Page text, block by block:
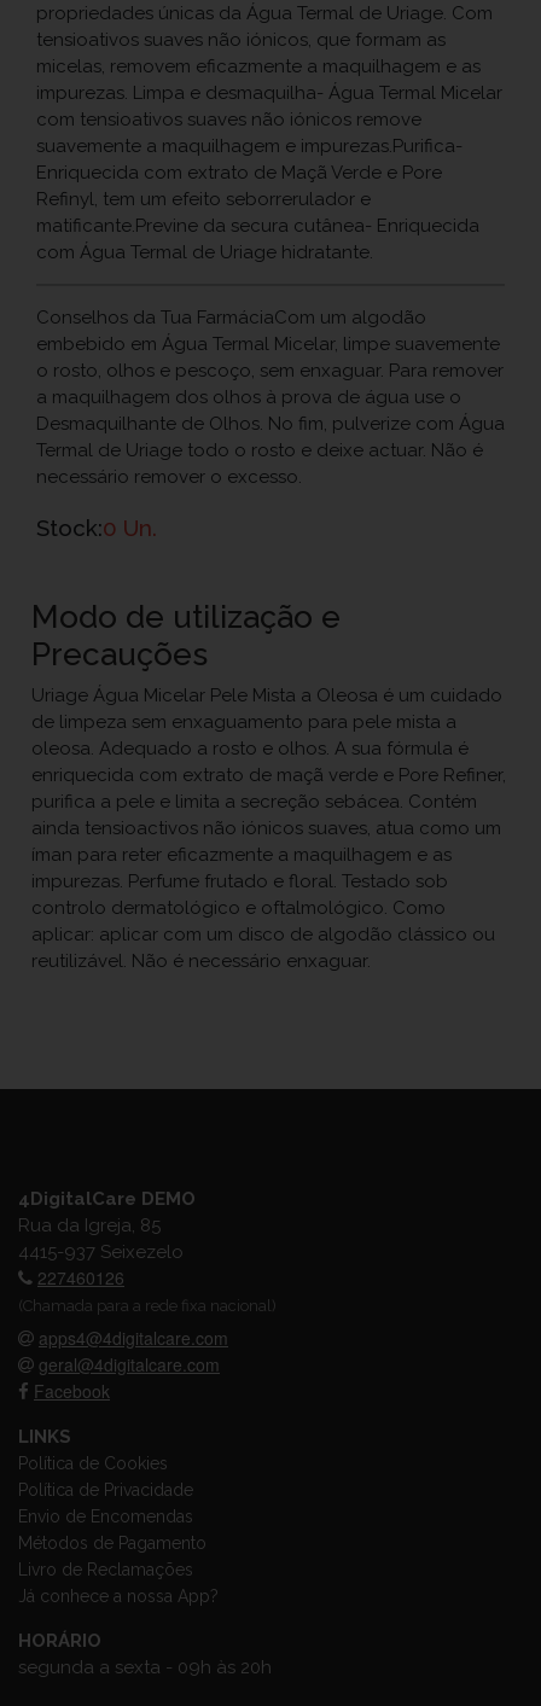
propriedades únicas da Água Termal de Uriage. Com
tensioativos suaves não iónicos, que formam as
micelas, removem eficazmente a maquilhagem e as
impurezas. Limpa e desmaquilha- Água Termal Micelar
com tensioativos suaves não iónicos remove
suavemente a maquilhagem e impurezas.Purifica-
Enriquecida com extrato de Maçã Verde e Pore
Refinyl, tem um efeito seborrerulador e
matificante.Previne da secura cutânea- Enriquecida
com Água Termal de Uriage hidratante.
Conselhos da Tua FarmáciaCom um algodão
embebido em Água Termal Micelar, limpe suavemente
o rosto, olhos e pescoço, sem enxaguar. Para remover
a maquilhagem dos olhos à prova de água use o
Desmaquilhante de Olhos. No fim, pulverize com Água
Termal de Uriage todo o rosto e deixe actuar. Não é
necessário remover o excesso.
Stock:0 Un.
Modo de utilização e
Precauções
Uriage Água Micelar Pele Mista a Oleosa é um cuidado
de limpeza sem enxaguamento para pele mista a
oleosa. Adequado a rosto e olhos. A sua fórmula é
enriquecida com extrato de maçã verde e Pore Refiner,
purifica a pele e limita a secreção sebácea. Contém
ainda tensioactivos não iónicos suaves, atua como um
íman para reter eficazmente a maquilhagem e as
impurezas. Perfume frutado e floral. Testado sob
controlo dermatológico e oftalmológico. Como
aplicar: aplicar com um disco de algodão clássico ou
reutilizável. Não é necessário enxaguar.
4DigitalCare DEMO
Rua da Igreja, 85
4415-937 Seixezelo
227460126
(Chamada para a rede fixa nacional)
apps4@4digitalcare.com
geral@4digitalcare.com
Facebook
LINKS
Política de Cookies
Política de Privacidade
Envio de Encomendas
Métodos de Pagamento
Livro de Reclamações
Já conhece a nossa App?
HORÁRIO
segunda a sexta - 09h às 20h